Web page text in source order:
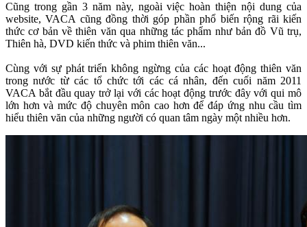
Cũng trong gần 3 năm này, ngoài việc hoàn thiện nội dung của
website, VACA cũng đồng thời góp phần phổ biến rộng rãi kiến
thức cơ bản về thiên văn qua những tác phẩm như bản đồ Vũ trụ,
Thiên hà, DVD kiến thức và phim thiên văn...
Cùng với sự phát triển không ngừng của các hoạt động thiên văn
trong nước từ các tổ chức tới các cá nhân, đến cuối năm 2011
VACA bắt đầu quay trở lại với các hoạt động trước đây với qui mô
lớn hơn và mức độ chuyên môn cao hơn để đáp ứng nhu cầu tìm
hiểu thiên văn của những người có quan tâm ngày một nhiều hơn.